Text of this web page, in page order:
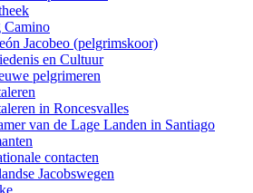
Camino
Jacobeo (pelgrimskoor)
en Cultuur
pelgrimeren
in Roncesvalles
van de Lage Landen in Santiago
contacten
Jacobswegen